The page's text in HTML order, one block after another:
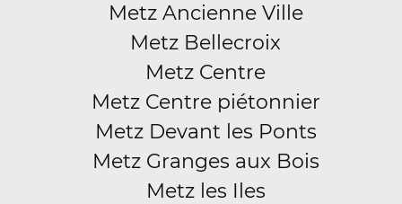
Metz Ancienne Ville
Metz Bellecroix
Metz Centre
Metz Centre piétonnier
Metz Devant les Ponts
Metz Granges aux Bois
Metz les Iles